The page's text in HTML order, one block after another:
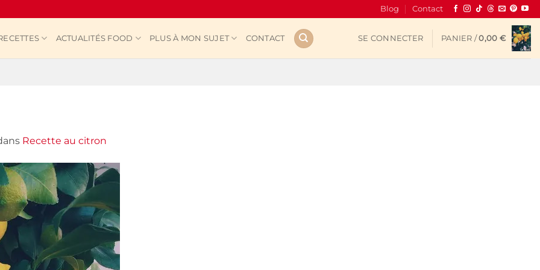
Blog Contact
ACTUALITÉS FOOD PLUS À MON SUJET CONTACT SE CONNECTER PANIER /0,00 €
Recette au citron